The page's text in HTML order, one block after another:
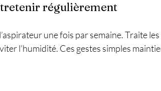
régulièrement
une fois par semaine. Traite
l’humidité. Ces gestes simples